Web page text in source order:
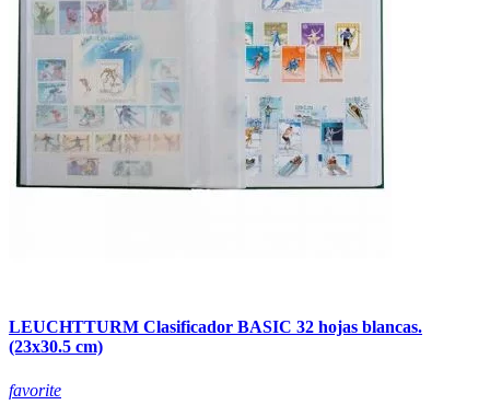
LEUCHTTURM Clasificador BASIC 32 hojas blancas.
(23x30.5 cm)
favorite